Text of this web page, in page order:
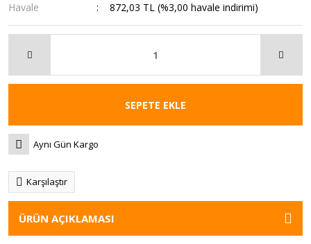
Havale
872,03 TL (%3,00 havale indirimi)
SEPETE EKLE
Aynı Gün Kargo
Karşılaştır
ÜRÜN AÇIKLAMASI